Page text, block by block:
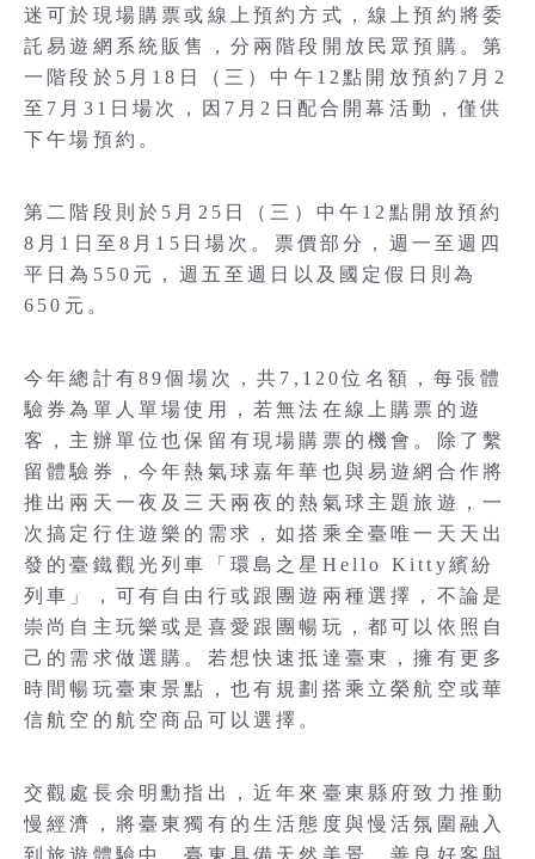
迷可於現場購票或線上預約方式，線上預約將委
託易遊網系統販售，分兩階段開放民眾預購。第
一階段於5月18日（三）中午12點開放預約7月2
至7月31日場次，因7月2日配合開幕活動，僅供
下午場預約。
第二階段則於5月25日（三）中午12點開放預約
8月1日至8月15日場次。票價部分，週一至週四
平日為550元，週五至週日以及國定假日則為
650元。
今年總計有89個場次，共7,120位名額，每張體
驗券為單人單場使用，若無法在線上購票的遊
客，主辦單位也保留有現場購票的機會。除了繫
留體驗券，今年熱氣球嘉年華也與易遊網合作將
推出兩天一夜及三天兩夜的熱氣球主題旅遊，一
次搞定行住遊樂的需求，如搭乘全臺唯一天天出
發的臺鐵觀光列車「環島之星Hello Kitty繽紛
列車」，可有自由行或跟團遊兩種選擇，不論是
崇尚自主玩樂或是喜愛跟團暢玩，都可以依照自
己的需求做選購。若想快速抵達臺東，擁有更多
時間暢玩臺東景點，也有規劃搭乘立榮航空或華
信航空的航空商品可以選擇。
交觀處長余明勳指出，近年來臺東縣府致力推動
慢經濟，將臺東獨有的生活態度與慢活氛圍融入
到旅遊體驗中。臺東具備天然美景、善良好客與